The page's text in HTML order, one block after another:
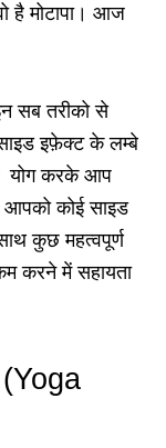
है मोटापा। आज
सब तरीको से
इफ़ेक्ट के लम्बे
योग करके आप
कोई साइड
कुछ महत्वपूर्ण
करने में सहायता
(Yoga